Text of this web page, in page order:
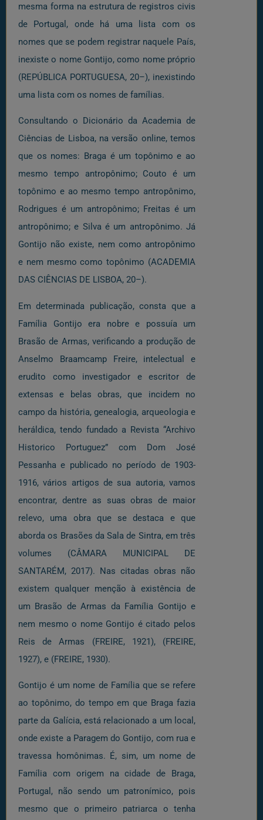
mesma forma na estrutura de registros civis
de Portugal, onde há uma lista com os
nomes que se podem registrar naquele País,
inexiste o nome Gontijo, como nome próprio
(REPÚBLICA PORTUGUESA, 20–), inexistindo
uma lista com os nomes de famílias.
Consultando o Dicionário da Academia de
Ciências de Lisboa, na versão online, temos
que os nomes: Braga é um topônimo e ao
mesmo tempo antropônimo; Couto é um
topônimo e ao mesmo tempo antropônimo,
Rodrigues é um antropônimo; Freitas é um
antropônimo; e Silva é um antropônimo. Já
Gontijo não existe, nem como antropônimo
e nem mesmo como topônimo (ACADEMIA
DAS CIÊNCIAS DE LISBOA, 20–).
Em determinada publicação, consta que a
Família Gontijo era nobre e possuía um
Brasão de Armas, verificando a produção de
Anselmo Braamcamp Freire, intelectual e
erudito como investigador e escritor de
extensas e belas obras, que incidem no
campo da história, genealogia, arqueologia e
heráldica, tendo fundado a Revista “Archivo
Historico Portuguez” com Dom José
Pessanha e publicado no período de 1903-
1916, vários artigos de sua autoria, vamos
encontrar, dentre as suas obras de maior
relevo, uma obra que se destaca e que
aborda os Brasões da Sala de Sintra, em três
volumes (CÂMARA MUNICIPAL DE
SANTARÉM, 2017). Nas citadas obras não
existem qualquer menção à existência de
um Brasão de Armas da Família Gontijo e
nem mesmo o nome Gontijo é citado pelos
Reis de Armas (FREIRE, 1921), (FREIRE,
1927), e (FREIRE, 1930).
Gontijo é um nome de Família que se refere
ao topônimo, do tempo em que Braga fazia
parte da Galícia, está relacionado a um local,
onde existe a Paragem do Gontijo, com rua e
travessa homônimas. É, sim, um nome de
Família com origem na cidade de Braga,
Portugal, não sendo um patronímico, pois
mesmo que o primeiro patriarca o tenha